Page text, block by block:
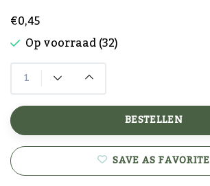
€0,45
Op voorraad (32)
BESTELLEN
SAVE AS FAVORITE